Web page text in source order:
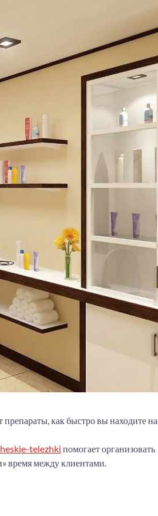
препараты, как быстро вы находите
telezhki помогает организовать
время между клиентами.